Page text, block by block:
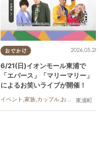
おでかけ
東浦町
2026.05.28
6/21(日)イオンモール東浦で
「エバース」「マリーマリー」
によるお笑いライブが開催！